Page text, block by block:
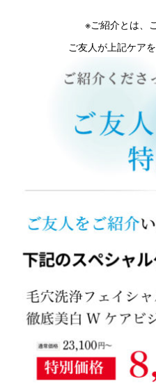
※ご紹介とは、
ご友人が上記ケア